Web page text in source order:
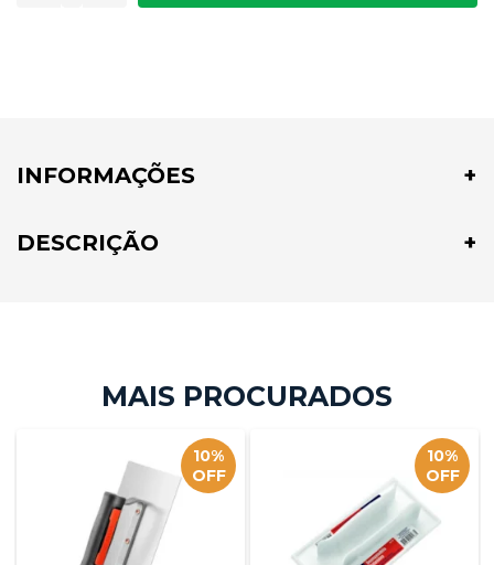
INFORMAÇÕES
DESCRIÇÃO
10%
OFF
10%
OFF